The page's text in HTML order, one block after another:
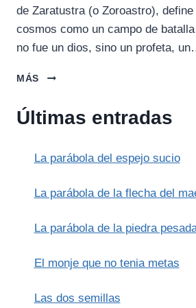
de Zaratustra (o Zoroastro),
cosmos como un campo de
no fue un dios, sino un profeta,
MÁS
ZARATUSTRA
MAZDA:
DEL
PERSA
Últimas entradas
La parábola del espejo sucio
La parábola de la flecha del
La parábola de la piedra
El monje que no tenia metas
Las dos semillas